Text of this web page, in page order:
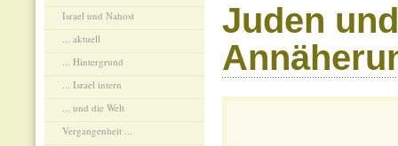
Israel und Nahost
... aktuell
... Hintergrund
... Israel intern
... und die Welt
Vergangenheit ...
Juden